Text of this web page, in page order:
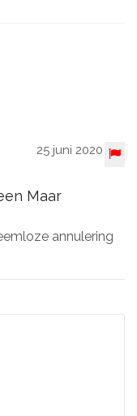
25 juni 2020
Maar
annulering